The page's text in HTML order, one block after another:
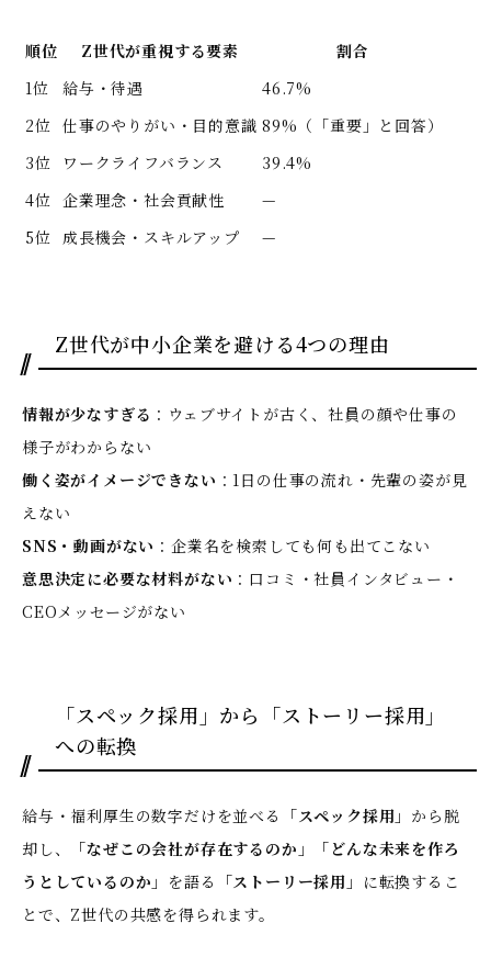
順位 Z世代が重視する要素
割合
1位
給与・待遇
46.7%
2位 仕事のやりがい・目的意識 89%（「重要」と回答）
3位
ワークライフバランス
39.4%
4位 企業理念・社会貢献性
—
5位 成長機会・スキルアップ —
Z世代が中小企業を避ける4つの理由
情報が少なすぎる ：ウェブサイトが古く、社員の顔や仕事の
様子がわからない
働く姿がイメージできない ：1日の仕事の流れ・先輩の姿が見
えない
SNS・動画がない ：企業名を検索しても何も出てこない
意思決定に必要な材料がない ：口コミ・社員インタビュー・
CEOメッセージがない
「スペック採用」から「ストーリー採用」
への転換
給与・福利厚生の数字だけを並べる 「スペック採用」 から脱
却し、
「なぜこの会社が存在するのか」「どんな未来を作ろ
うとしているのか」 を語る 「ストーリー採用」 に転換するこ
とで、Z世代の共感を得られます。